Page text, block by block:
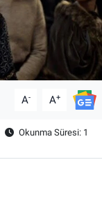
A- A+
Okunma Süresi: 1